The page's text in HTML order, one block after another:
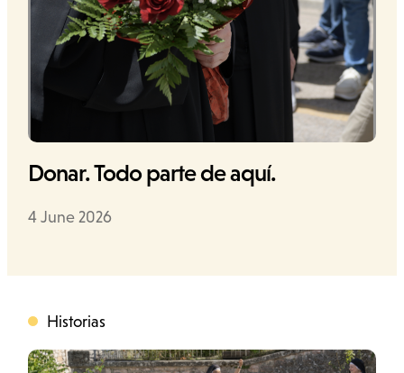
Cerca
Donar. Todo parte de aquí.
Data
4 June 2026
Categoria
Historias